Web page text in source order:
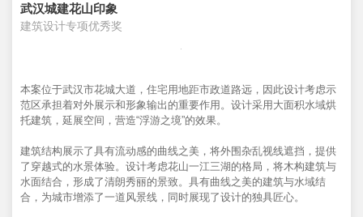
武汉城建花山印象
建筑设计专项优秀奖
本案位于武汉市花城大道，住宅用地距市政道路远，因此设计考虑示
范区承担着对外展示和形象输出的重要作用。设计采用大面积水域烘
托建筑，延展空间，营造“浮游之境”的效果。
建筑结构展示了具有流动感的曲线之美，将外围杂乱视线遮挡，提供
了穿越式的水景体验。设计考虑花山一江三湖的格局，将木构建筑与
水面结合，形成了清朗秀丽的景致。具有曲线之美的建筑与水域结
合，为城市增添了一道风景线，同时展现了设计的独具匠心。